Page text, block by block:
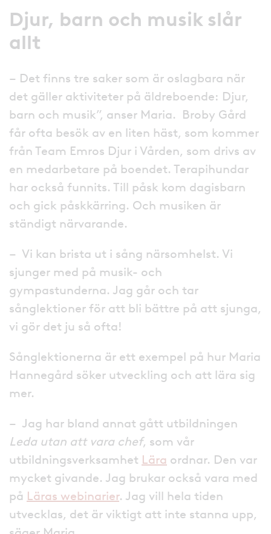
Djur, barn och musik slår
allt
– Det finns tre saker som är oslagbara när
det gäller aktiviteter på äldreboende: Djur,
barn och musik”, anser Maria. Broby Gård
får ofta besök av en liten häst, som kommer
från Team Emros Djur i Vården, som drivs av
en medarbetare på boendet. Terapihundar
har också funnits. Till påsk kom dagisbarn
och gick påskkärring. Och musiken är
ständigt närvarande.
– Vi kan brista ut i sång närsomhelst. Vi
sjunger med på musik- och
gympastunderna. Jag går och tar
sånglektioner för att bli bättre på att sjunga,
vi gör det ju så ofta!
Sånglektionerna är ett exempel på hur Maria
Hannegård söker utveckling och att lära sig
mer.
– Jag har bland annat gått utbildningen
Leda utan att vara chef, som vår
utbildningsverksamhet Lära ordnar. Den var
mycket givande. Jag brukar också vara med
på Läras webinarier. Jag vill hela tiden
utvecklas, det är viktigt att inte stanna upp,